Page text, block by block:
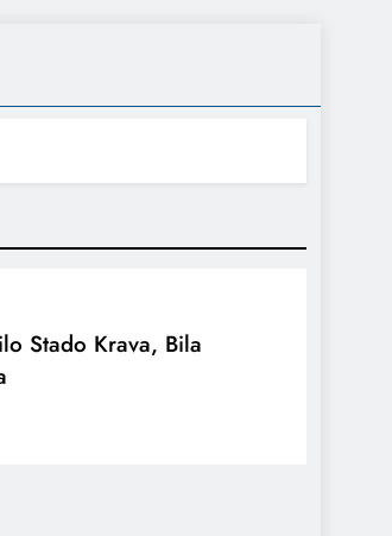
Stado Krava, Bila